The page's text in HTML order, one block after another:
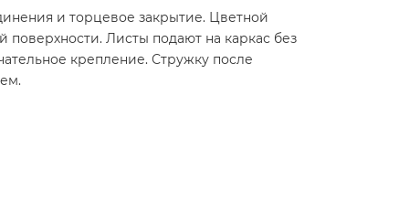
и торцевое закрытие. Цветной
Листы подают на каркас без
крепление. Стружку после